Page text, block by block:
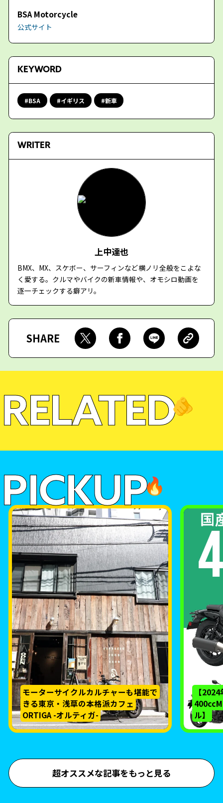
BSA Motorcycle
公式サイト
KEYWORD
BSA イギリス 新車
WRITER
上中達也
BMX、MX、スケボー、サーフィンなど横ノリ全般をこよな
く愛する。クルマやバイクの新車情報や、オモシロ動画を
逐一チェックする癖アリ。
SHARE
RELATED🫵
PICKUP🔥
モーターサイクルカルチャーも堪能で
きる東京・浅草の本格派カフェ
ORTIGA -オルティガ-
【
ル】
超オススメな記事をもっと見る